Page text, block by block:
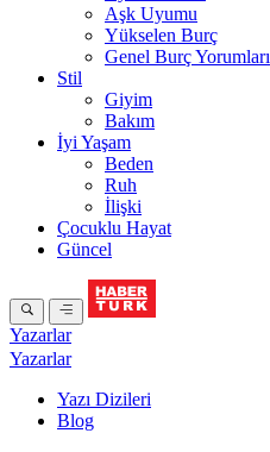
Aşk Uyumu
Yükselen Burç
Genel Burç Yorumları
Stil
Giyim
Bakım
İyi Yaşam
Beden
Ruh
İlişki
Çocuklu Hayat
Güncel
Yazarlar
Yazarlar
Yazı Dizileri
Blog